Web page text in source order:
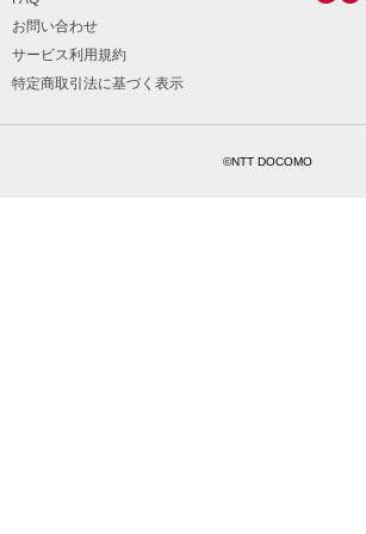
お問い合わせ
サービス利用規約
特定商取引法に基づく表示
©NTT DOCOMO